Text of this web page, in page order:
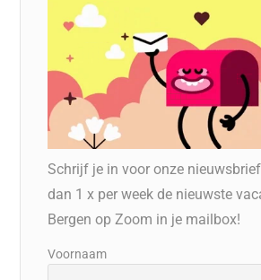
Schrijf je in voor onze
dan 1 x per week de nieuwste
Bergen op Zoom in je mailbox!
Voornaam